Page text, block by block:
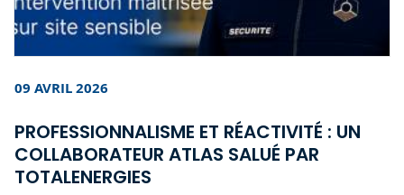
09 AVRIL 2026
PROFESSIONNALISME ET RÉACTIVITÉ : UN
COLLABORATEUR ATLAS SALUÉ PAR
TOTALENERGIES